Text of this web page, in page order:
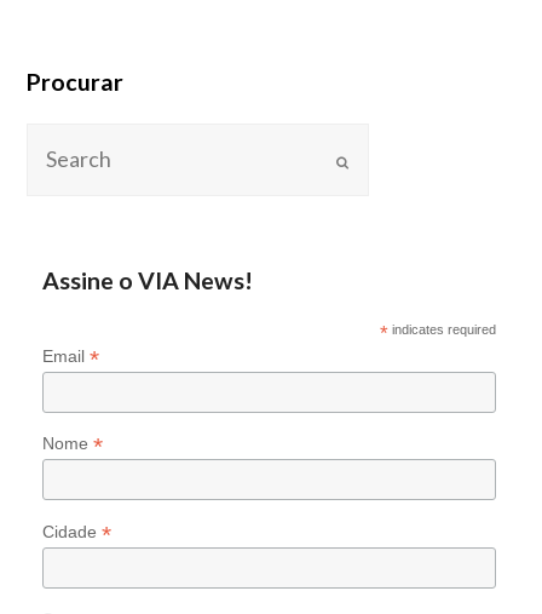
Procurar
Assine o VIA News!
*indicates required
Email *
Nome *
Cidade *